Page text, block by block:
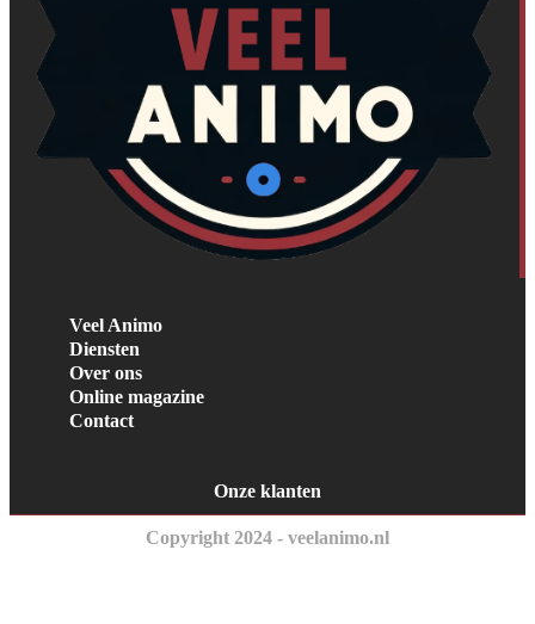
Veel Animo
Diensten
Over ons
Online magazine
Contact
Onze klanten
Copyright 2024 - veelanimo.nl